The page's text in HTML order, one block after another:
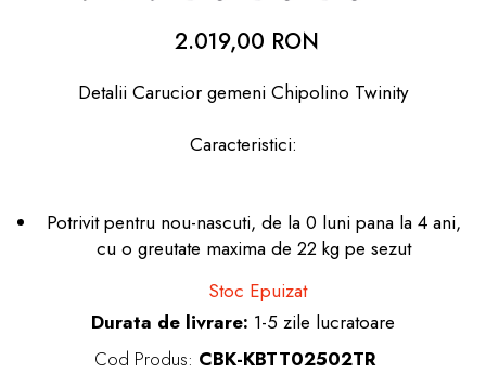
Igiena copii
2.019,00 RON
Detalii Carucior gemeni Chipolino Twinity
Caracteristici:
Potrivit pentru nou-nascuti, de la 0 luni pana la 4 ani,
cu o greutate maxima de 22 kg pe sezut
Stoc Epuizat
Durata de livrare: 1-5 zile lucratoare
Cod Produs: CBK-KBTT02502TR